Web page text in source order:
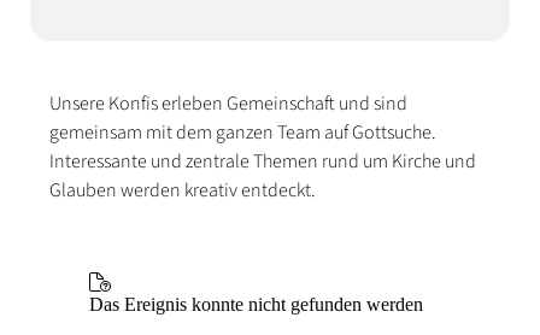
Unsere Konfis erleben Gemeinschaft und sind
gemeinsam mit dem ganzen Team auf Gottsuche.
Interessante und zentrale Themen rund um Kirche und
Glauben werden kreativ entdeckt.